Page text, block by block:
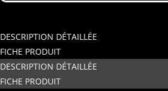
DESCRIPTION DÉTAILLÉE
FICHE PRODUIT
DESCRIPTION DÉTAILLÉE
FICHE PRODUIT